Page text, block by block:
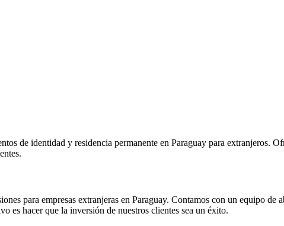
de identidad y residencia permanente en Paraguay para extranjeros.
para empresas extranjeras en Paraguay. Contamos con un equipo
es hacer que la inversión de nuestros clientes sea un éxito.